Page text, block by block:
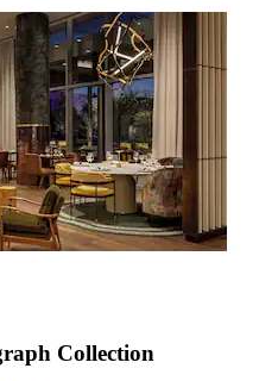
Collection